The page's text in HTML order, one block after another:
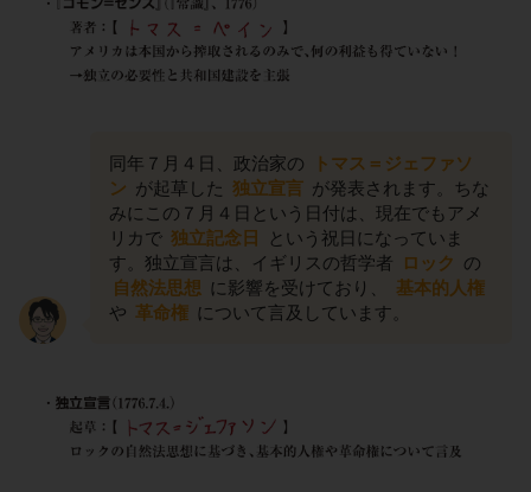
同年７月４日、政治家の
トマス＝ジェファソ
ン が起草した 独立宣言 が発表されます。ちな
みにこの７月４日という日付は、現在でもアメ
リカで 独立記念日
という祝日になっていま
す。独立宣言は、イギリスの哲学者
ロック の
自然法思想 に影響を受けており、
基本的人権
や 革命権 について言及しています。